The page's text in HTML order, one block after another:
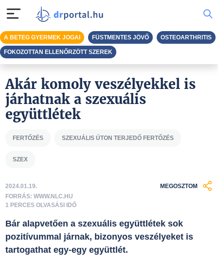
Akár komoly veszélyekkel is
járhatnak a szexuális
együttlétek
FERTŐZÉS SZEXUÁLIS ÚTON TERJEDŐ FERTŐZÉS
SZEX
2024.01.19.
FORRÁS: WWW.NLC.HU
1 PERCES OLVASÁSI IDŐ
MEGOSZTOM
Bár alapvetően a szexuális együttlétek sok
pozitívummal járnak, bizonyos veszélyeket is
tartogathat egy-egy együttlét.
A BETEG GYERMEK JOGAI FÜSTMENTES JÖVŐ OSTEOARTHRITIS
FOKOZOTTAN ELLENŐRZÖTT SZEREK